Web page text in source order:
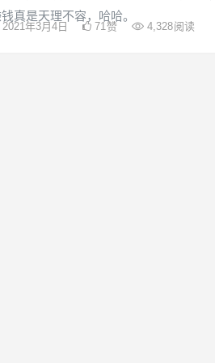
真是天理不容，哈哈。
2021年3月4日 71赞 4,328阅读